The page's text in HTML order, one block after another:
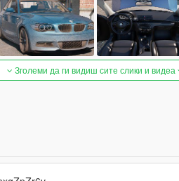
Зголеми да ги видиш сите слики и видеа